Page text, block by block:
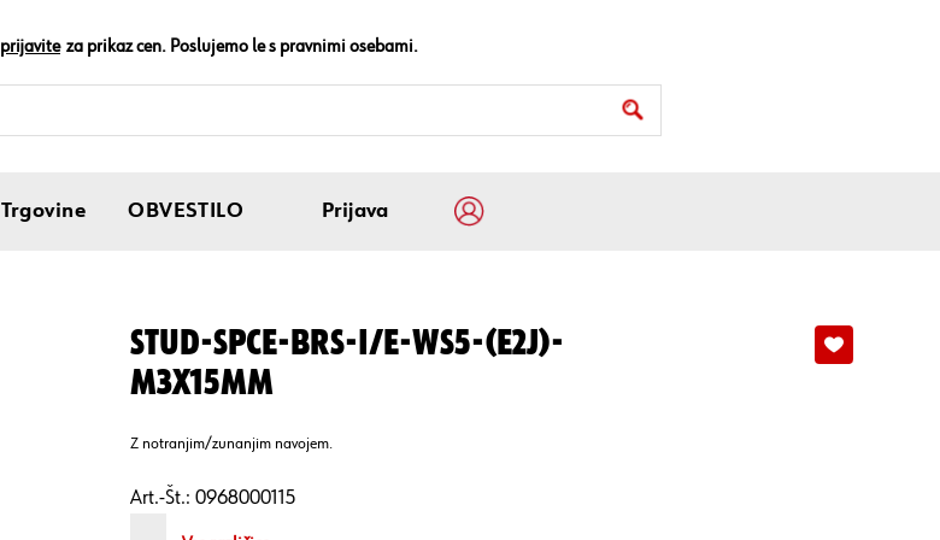
prijavite za prikaz cen. Poslujemo le s pravnimi osebami.
Trgovine OBVESTILO Prijava
STUD-SPCE-BRS-I/E-WS5-(E2J)-
M3X15MM
Z notranjim/zunanjim navojem.
Art.-Št.: 0968000115